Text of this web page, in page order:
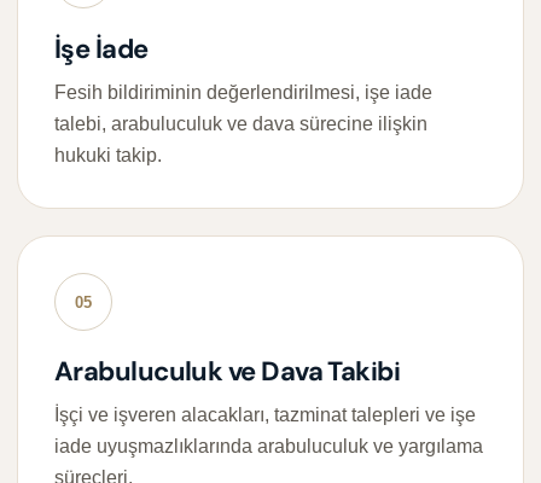
İşe İade
Fesih bildiriminin değerlendirilmesi, işe iade
talebi, arabuluculuk ve dava sürecine ilişkin
hukuki takip.
05
Arabuluculuk ve Dava Takibi
İşçi ve işveren alacakları, tazminat talepleri ve işe
iade uyuşmazlıklarında arabuluculuk ve yargılama
süreçleri.